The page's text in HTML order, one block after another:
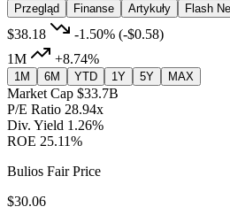
Przegląd
Finanse Artykuły Flash
$38.18 -1.50% (-$0.58)
1M
+8.74%
1M 6M YTD 1Y 5Y MAX
Market Cap $33.7B
P/E Ratio 28.94x
Div. Yield 1.26%
ROE 25.11%
Bulios Fair Price
$30.06